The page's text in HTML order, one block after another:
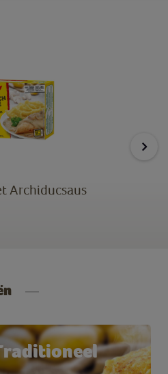
Archiducsaus